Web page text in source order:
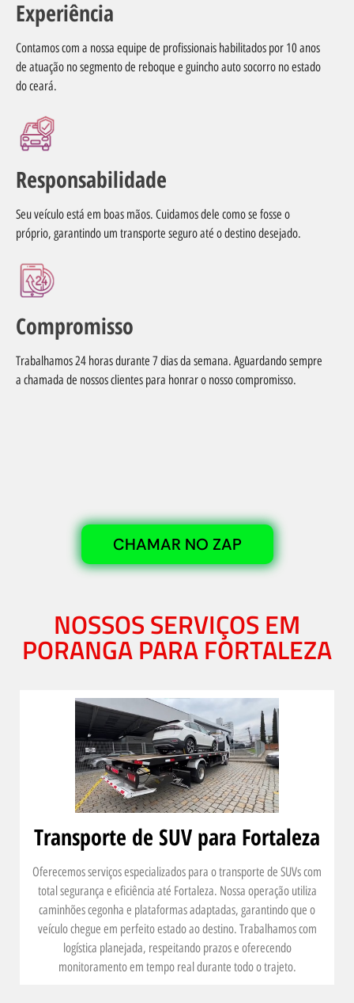
Experiência
Contamos com a nossa equipe de profissionais habilitados por 10 anos
de atuação no segmento de reboque e guincho auto socorro no estado
do ceará.
Responsabilidade
Seu veículo está em boas mãos. Cuidamos dele como se fosse o
próprio, garantindo um transporte seguro até o destino desejado.
Compromisso
Trabalhamos 24 horas durante 7 dias da semana. Aguardando sempre
a chamada de nossos clientes para honrar o nosso compromisso.
CHAMAR NO ZAP
NOSSOS SERVIÇOS EM
PORANGA PARA FORTALEZA
Transporte de SUV para Fortaleza
Oferecemos serviços especializados para o transporte de SUVs com
total segurança e eficiência até Fortaleza. Nossa operação utiliza
caminhões cegonha e plataformas adaptadas, garantindo que o
veículo chegue em perfeito estado ao destino. Trabalhamos com
logística planejada, respeitando prazos e oferecendo
monitoramento em tempo real durante todo o trajeto.